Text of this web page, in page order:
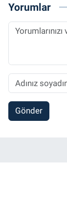
Yorumlar
Gönder